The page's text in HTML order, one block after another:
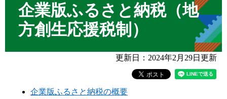
企業版ふるさと納税（地
方創生応援税制）
更新日：2024年2月29日更新
企業版ふるさと納税の概要